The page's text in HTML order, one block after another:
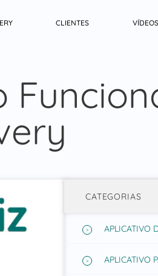
CLIENTES VÍDEOS
CATEGORIAS
APLICATIVO
APLICATIVO